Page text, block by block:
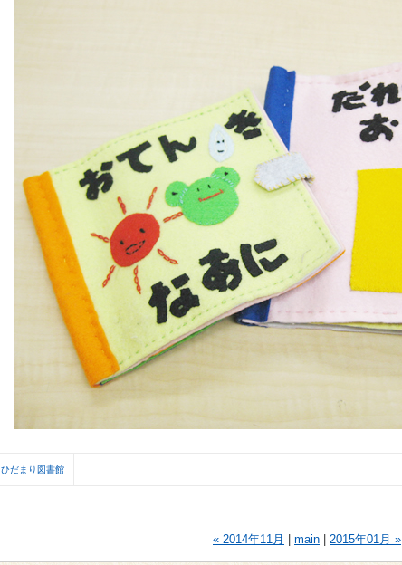
ひだまり図書館
« 2014年11月 main 2015年01月 »